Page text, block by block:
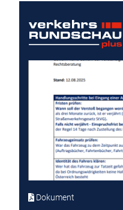
Dokument